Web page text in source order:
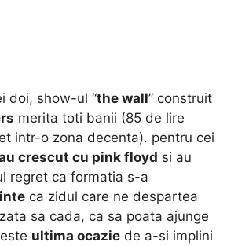
doi, show-ul “the wall” construit
merita toti banii (85 de lire
intr-o zona decenta). pentru cei
crescut cu pink floyd si au
regret ca formatia s-a
ca zidul care ne despartea
sa cada, ca sa poata ajunge
ultima ocazie de a-si implini